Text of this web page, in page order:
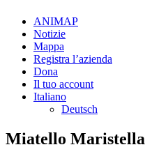
ANIMAP
Notizie
Mappa
Registra l’azienda
Dona
Il tuo account
Italiano
Deutsch
Miatello Maristella